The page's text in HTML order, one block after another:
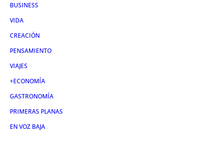
BUSINESS
VIDA
CREACIÓN
PENSAMIENTO
VIAJES
+ECONOMÍA
GASTRONOMÍA
PRIMERAS PLANAS
EN VOZ BAJA